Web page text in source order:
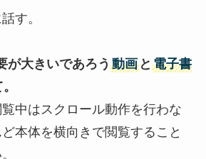
す。
が大きいであろう 動画と 電子書
中はスクロール動作を行わな
本体を横向きで閲覧すること